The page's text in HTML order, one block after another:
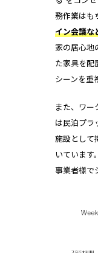
務作業はも
イン会議な
家の居心地
た家具を配
シーンを重
また、ワー
は民泊プラ
施設として
いています
事業者様で
店舗
オフィス
公共施設
その他の業種
運用イメージ
近畿
中国
四国
九州
沖縄
施工会社様向